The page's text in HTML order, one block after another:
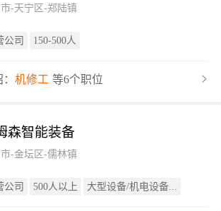
-天宁区-郑陆镇
公司 150-500人
机修工 等6个职位
森智能装备
-金坛区-儒林镇
公司 500人以上 大型设备/机电设备...